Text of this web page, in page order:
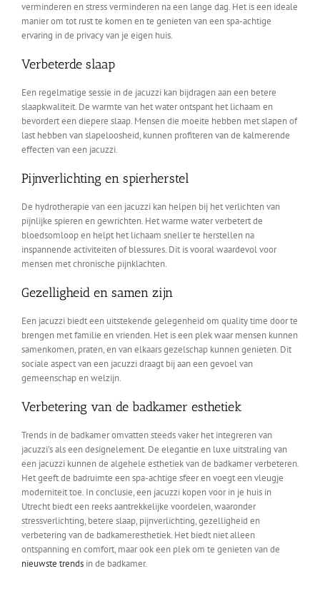
verminderen en stress verminderen na een lange dag. Het is een ideale
manier om tot rust te komen en te genieten van een spa-achtige
ervaring in de privacy van je eigen huis.
Verbeterde slaap
Een regelmatige sessie in de jacuzzi kan bijdragen aan een betere
slaapkwaliteit. De warmte van het water ontspant het lichaam en
bevordert een diepere slaap. Mensen die moeite hebben met slapen of
last hebben van slapeloosheid, kunnen profiteren van de kalmerende
effecten van een jacuzzi.
Pijnverlichting en spierherstel
De hydrotherapie van een jacuzzi kan helpen bij het verlichten van
pijnlijke spieren en gewrichten. Het warme water verbetert de
bloedsomloop en helpt het lichaam sneller te herstellen na
inspannende activiteiten of blessures. Dit is vooral waardevol voor
mensen met chronische pijnklachten.
Gezelligheid en samen zijn
Een jacuzzi biedt een uitstekende gelegenheid om quality time door te
brengen met familie en vrienden. Het is een plek waar mensen kunnen
samenkomen, praten, en van elkaars gezelschap kunnen genieten. Dit
sociale aspect van een jacuzzi draagt bij aan een gevoel van
gemeenschap en welzijn.
Verbetering van de badkamer esthetiek
Trends in de badkamer omvatten steeds vaker het integreren van
jacuzzi’s als een designelement. De elegantie en luxe uitstraling van
een jacuzzi kunnen de algehele esthetiek van de badkamer verbeteren.
Het geeft de badruimte een spa-achtige sfeer en voegt een vleugje
moderniteit toe. In conclusie, een jacuzzi kopen voor in je huis in
Utrecht biedt een reeks aantrekkelijke voordelen, waaronder
stressverlichting, betere slaap, pijnverlichting, gezelligheid en
verbetering van de badkameresthetiek. Het biedt niet alleen
ontspanning en comfort, maar ook een plek om te genieten van de
nieuwste trends in de badkamer.